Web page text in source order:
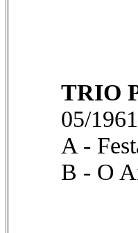
TRIO
05/
A -
B - O